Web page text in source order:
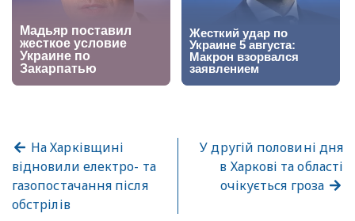
На Харківщині
відновили електро- та
газопостачання після
обстрілів
У другій половині дня
в Харкові та області
очікується гроза